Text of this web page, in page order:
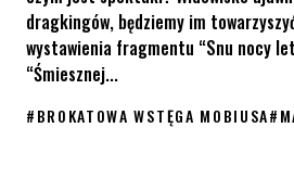
dragkingów, będziemy im
wystawienia fragmentu “Snu nocy
“Śmiesznej...
#BROKATOWA WSTĘGA MOBIUSA#